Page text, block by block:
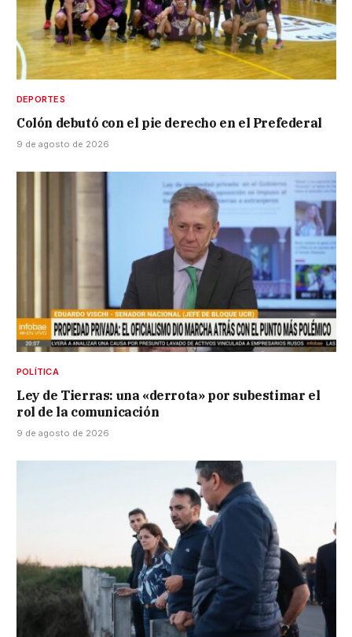
DEPORTES
Colón debutó con el pie derecho en el Prefederal
9 de agosto de 2026
POLÍTICA
Ley de Tierras: una «derrota» por subestimar el
rol de la comunicación
9 de agosto de 2026